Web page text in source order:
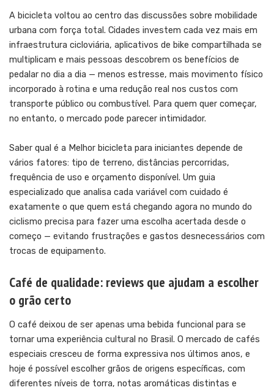
A bicicleta voltou ao centro das discussões sobre mobilidade
urbana com força total. Cidades investem cada vez mais em
infraestrutura cicloviária, aplicativos de bike compartilhada se
multiplicam e mais pessoas descobrem os benefícios de
pedalar no dia a dia — menos estresse, mais movimento físico
incorporado à rotina e uma redução real nos custos com
transporte público ou combustível. Para quem quer começar,
no entanto, o mercado pode parecer intimidador.
Saber qual é a Melhor bicicleta para iniciantes depende de
vários fatores: tipo de terreno, distâncias percorridas,
frequência de uso e orçamento disponível. Um guia
especializado que analisa cada variável com cuidado é
exatamente o que quem está chegando agora no mundo do
ciclismo precisa para fazer uma escolha acertada desde o
começo — evitando frustrações e gastos desnecessários com
trocas de equipamento.
Café de qualidade: reviews que ajudam a escolher
o grão certo
O café deixou de ser apenas uma bebida funcional para se
tornar uma experiência cultural no Brasil. O mercado de cafés
especiais cresceu de forma expressiva nos últimos anos, e
hoje é possível escolher grãos de origens específicas, com
diferentes níveis de torra, notas aromáticas distintas e